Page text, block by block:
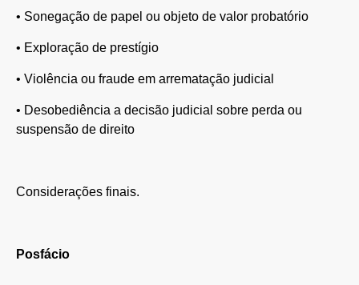
• Sonegação de papel ou objeto de valor probatório
• Exploração de prestígio
• Violência ou fraude em arrematação judicial
• Desobediência a decisão judicial sobre perda ou
suspensão de direito
Considerações finais.
Posfácio